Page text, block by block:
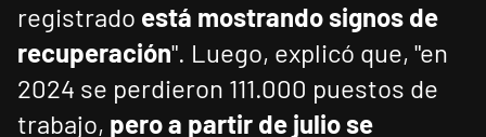
registrado está mostrando signos de
recuperación". Luego, explicó que, "en
2024 se perdieron 111.000 puestos de
trabajo, pero a partir de julio se